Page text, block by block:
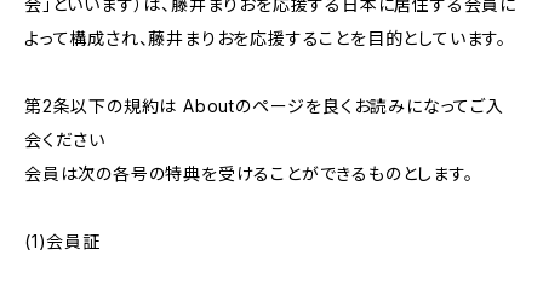
会」といいます）は、藤井まりおを応援する日本に居住する会員に
よって構成され、藤井まりおを応援することを目的としています。
第2条以下の規約は Aboutのページを良くお読みになってご入
会ください
会員は次の各号の特典を受けることができるものとします。
(1)会員証